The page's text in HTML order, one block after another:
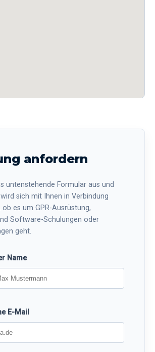
anfordern
untenstehende Formular aus und
sich mit Ihnen in Verbindung
ob es um GPR-Ausrüstung,
Software-Schulungen oder
geht.
Name
E-Mail